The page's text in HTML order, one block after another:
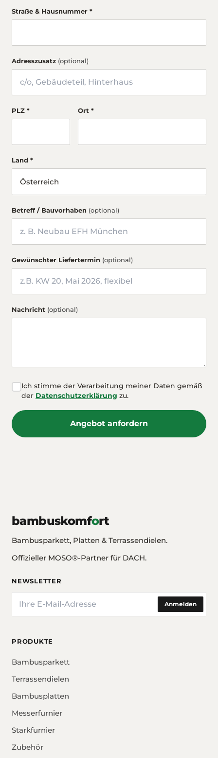
Straße & Hausnummer *
Adresszusatz (optional)
PLZ * Ort *
Land *
Betreff / Bauvorhaben (optional)
Gewünschter Liefertermin (optional)
Nachricht (optional)
Ich stimme der Verarbeitung meiner Daten gemäß
der Datenschutzerklärung zu.
Angebot anfordern
bambuskomfort
Bambusparkett, Platten & Terrassendielen.
Offizieller MOSO®-Partner für DACH.
NEWSLETTER
E-Mail
Anmelden
PRODUKTE
Bambusparkett
Terrassendielen
Bambusplatten
Messerfurnier
Starkfurnier
Zubehör